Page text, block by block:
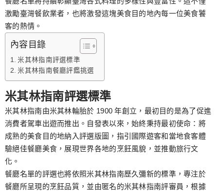
激勵臺灣餐飲業者，也將激發這塊美食目的地內每一位美食饕
客的熱情。
內容目錄
米其林指南評選標準
米其林指南餐廳評鑑挑選
米其林指南評選標準
米其林指南由米其林輪胎於 1900 年創立，最初目的是為了促進
消費者駕車出遊而推出。自發表以來，始終秉持最初使命：將
成熟的美食目的地納入評選版圖，指引國際遊客和當地食客體
驗絕佳餐廳美食，展現世界各地的烹飪風貌，並推動旅行文
化。
餐廳名單的評選也將依照米其林指南歷久彌新的標準，專注於
餐廳所呈現的烹飪品質，並由匿名的米其林指南評審員，根據